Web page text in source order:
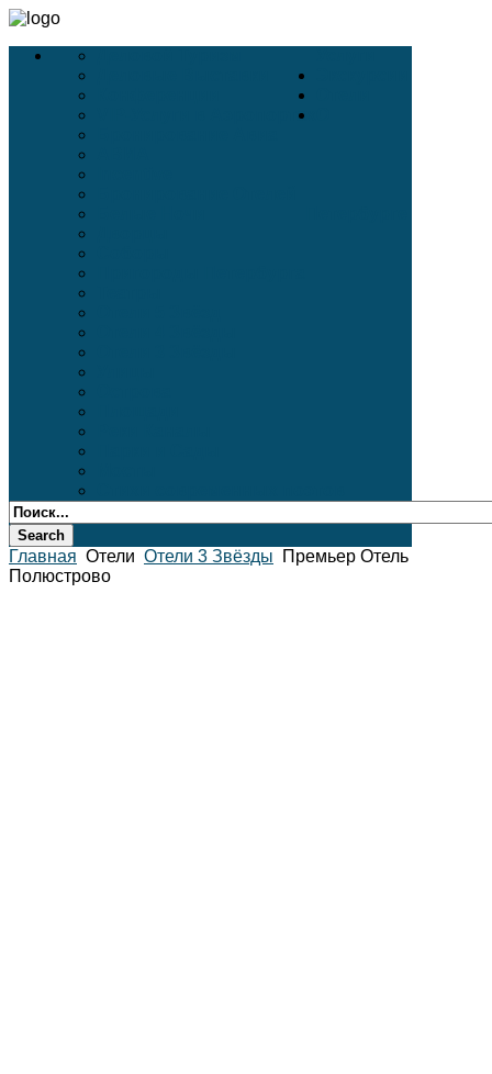
VIP-Услуги в Аэропортах
Главная Отели Отели 3 Звёзды
Премьер Отель
Полюстрово